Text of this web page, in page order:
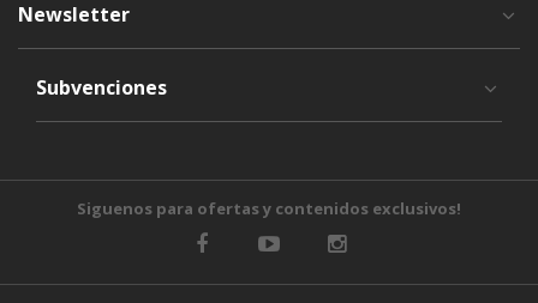
Newsletter
Subvenciones
Siguenos para ofertas y contenidos exclusivos!